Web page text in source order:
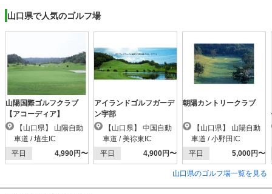
山口県で人気のゴルフ場
山陽国際ゴルフクラブ
【アコーディア】
車道 / 埴生IC
平日
4,990円〜
アイランドゴルフガーデ
ン宇部
車道 / 美祢東IC
平日
4,900円〜
朝陽カントリークラブ
車道 / 小野田IC
平日
5,000円〜
山口県のゴルフ場一覧を見る